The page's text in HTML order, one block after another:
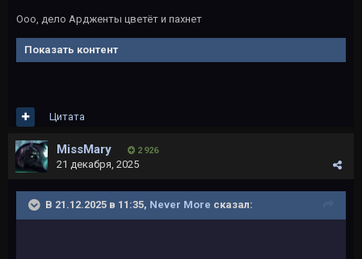
Ооо, дело Ардженты цветёт и пахнет
Показать контент
Цитата
MissMary 2 926
21 декабря, 2025
В 21.12.2025 в 11:35, Never More сказал: